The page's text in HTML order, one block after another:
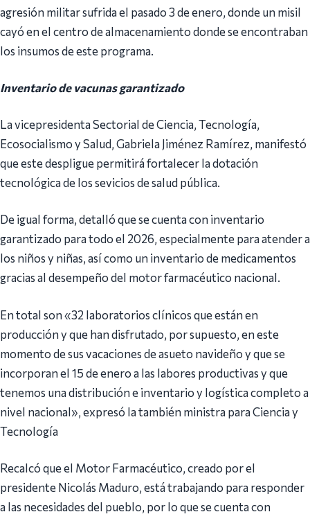
agresión militar sufrida el pasado 3 de enero, donde un misil
cayó en el centro de almacenamiento donde se encontraban
los insumos de este programa.
Inventario de vacunas garantizado
La vicepresidenta Sectorial de Ciencia, Tecnología,
Ecosocialismo y Salud, Gabriela Jiménez Ramírez, manifestó
que este despligue permitirá fortalecer la dotación
tecnológica de los sevicios de salud pública.
De igual forma, detalló que se cuenta con inventario
garantizado para todo el 2026, especialmente para atender a
los niños y niñas, así como un inventario de medicamentos
gracias al desempeño del motor farmacéutico nacional.
En total son «32 laboratorios clínicos que están en
producción y que han disfrutado, por supuesto, en este
momento de sus vacaciones de asueto navideño y que se
incorporan el 15 de enero a las labores productivas y que
tenemos una distribución e inventario y logística completo a
nivel nacional», expresó la también ministra para Ciencia y
Tecnología
Recalcó que el Motor Farmacéutico, creado por el
presidente Nicolás Maduro, está trabajando para responder
a las necesidades del pueblo, por lo que se cuenta con